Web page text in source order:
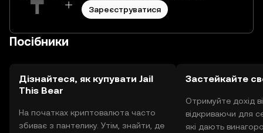
Зареєструватися
Посібники
Дізнайтеся, як купувати Jail
This Bear
На початках криптовалюта часто
збиває з пантелику. Утім, знайти, де
Застейкайте
Отримуйте дохід
відкриваючи для
які дають